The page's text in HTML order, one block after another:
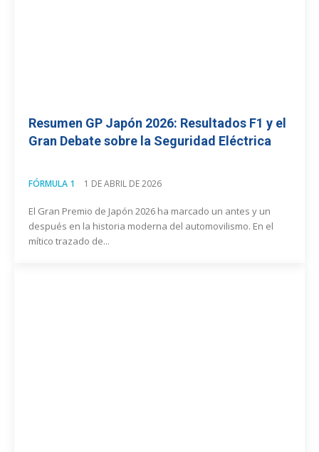
Resumen GP Japón 2026: Resultados F1 y el
Gran Debate sobre la Seguridad Eléctrica
FÓRMULA 1 1 DE ABRIL DE 2026
El Gran Premio de Japón 2026 ha marcado un antes y un
después en la historia moderna del automovilismo. En el
mítico trazado de...